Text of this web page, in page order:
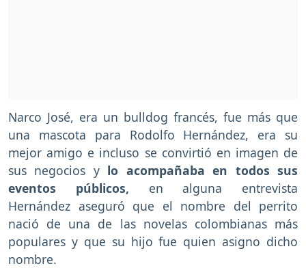
Narco José, era un bulldog francés, fue más que
una mascota para Rodolfo Hernández, era su
mejor amigo e incluso se convirtió en imagen de
sus negocios y lo acompañaba en todos sus
eventos públicos, en alguna entrevista
Hernández aseguró que el nombre del perrito
nació de una de las novelas colombianas más
populares y que su hijo fue quien asigno dicho
nombre.